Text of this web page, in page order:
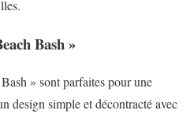
Bash »
» sont parfaites pour une
design simple et décontracté avec